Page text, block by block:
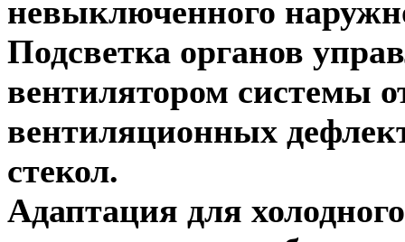
невыключенного
Подсветка органов
вентилятором системы
вентиляционных
стекол.
Адаптация для